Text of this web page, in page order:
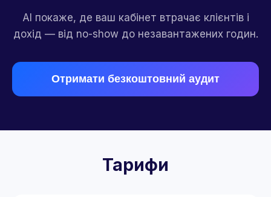
AI покаже, де ваш кабінет втрачає клієнтів і
дохід — від no-show до незавантажених годин.
Отримати безкоштовний аудит
Тарифи